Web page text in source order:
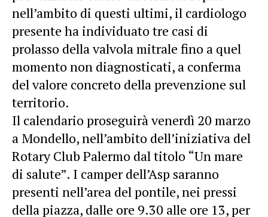
nell’ambito di questi ultimi, il cardiologo
presente ha individuato tre casi di
prolasso della valvola mitrale fino a quel
momento non diagnosticati, a conferma
del valore concreto della prevenzione sul
territorio.
Il calendario proseguirà venerdì 20 marzo
a Mondello, nell’ambito dell’iniziativa del
Rotary Club Palermo dal titolo “Un mare
di salute”. I camper dell’Asp saranno
presenti nell’area del pontile, nei pressi
della piazza, dalle ore 9.30 alle ore 13, per